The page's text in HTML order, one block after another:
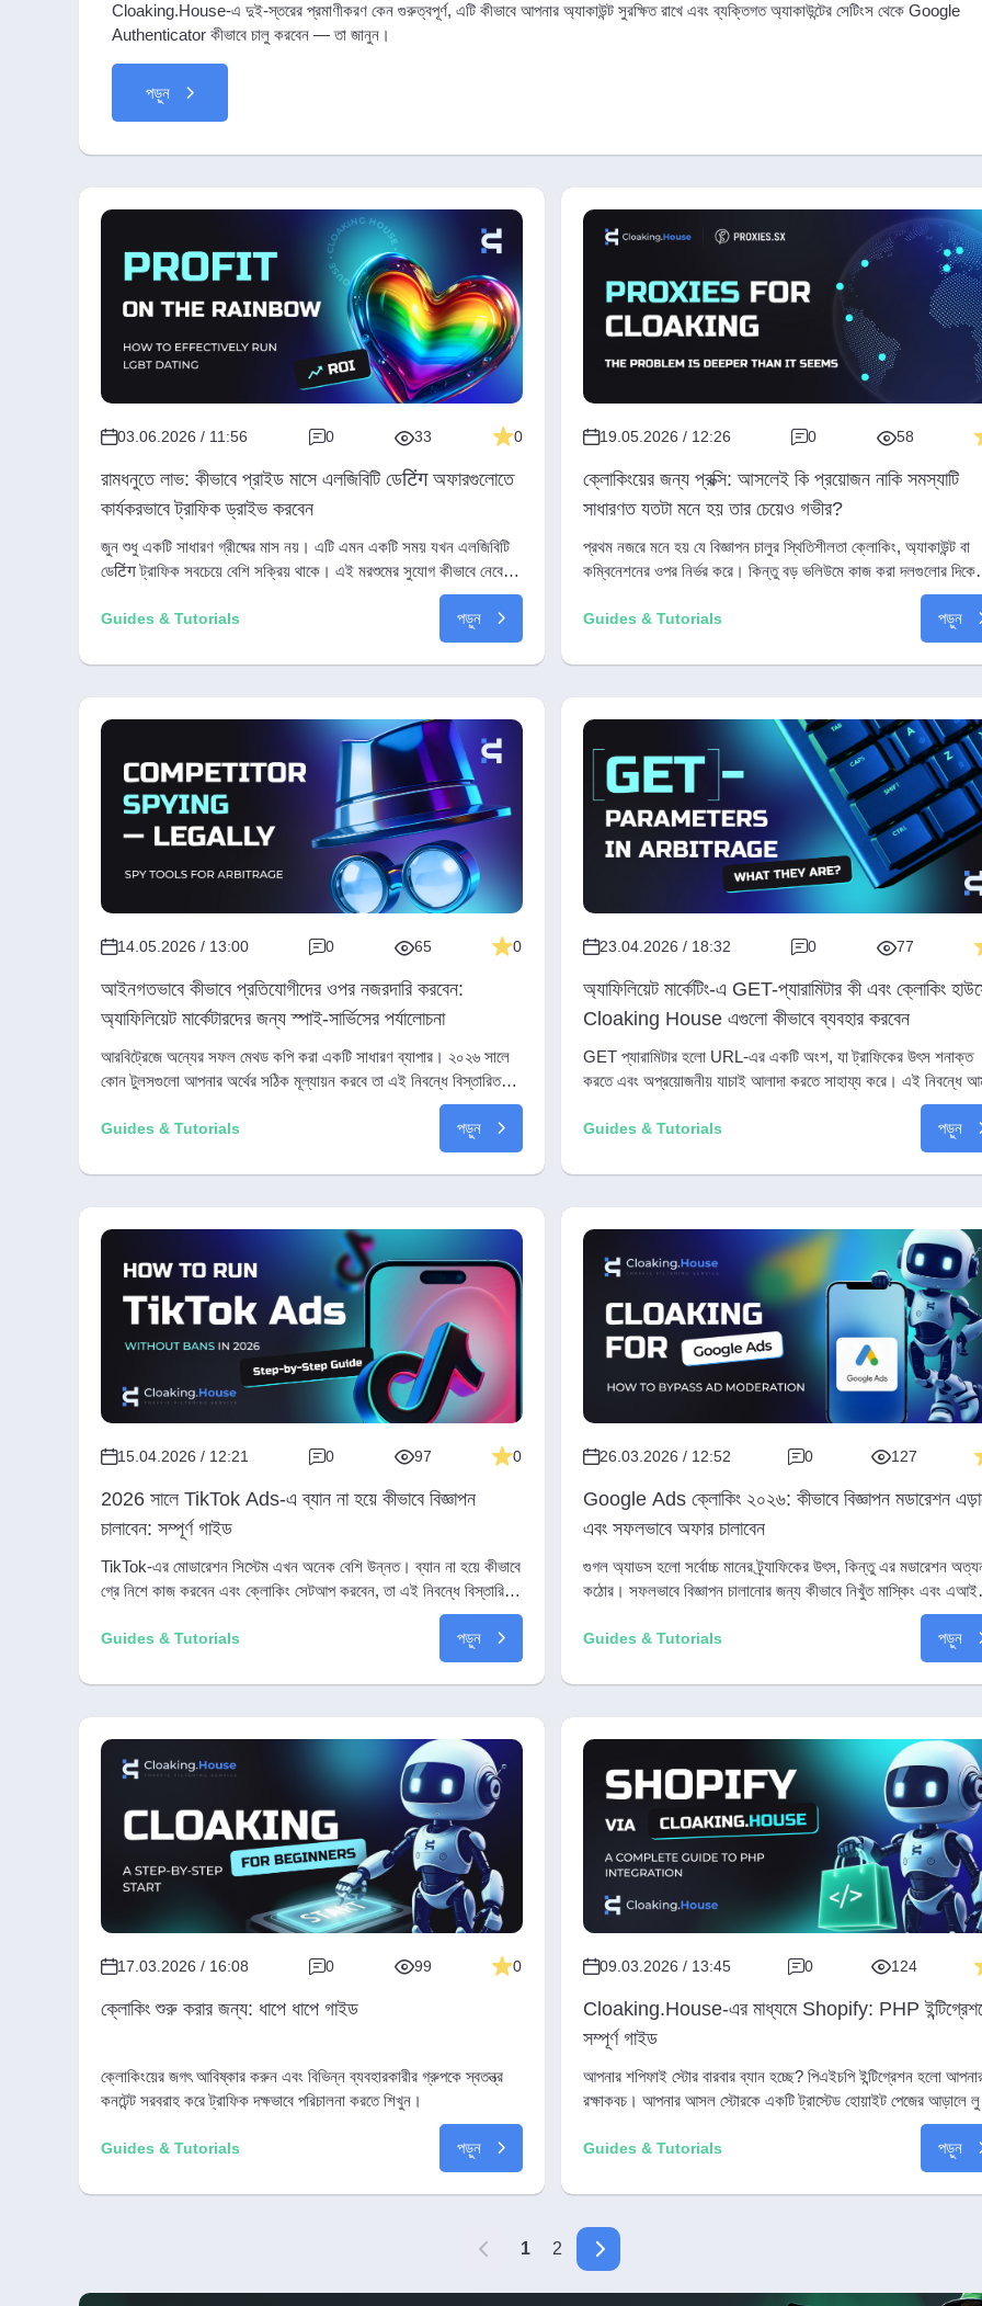
Cloaking.House-এ দুই-স্তরের প্রমাণীকরণ কেন গুরুত্বপূর্ণ, এটি কীভাবে আপনার অ্যাকাউন্ট সুরক্ষিত রাখে এবং ব্যক্তিগত অ্যাকাউন্টের সেটিংস থেকে Google
Authenticator কীভাবে চালু করবেন — তা জানুন।
পড়ুন
03.06.2026 / 11:56 0 33 0
রামধনুতে লাভ: কীভাবে প্রাইড মাসে এলজিবিটি ডেटिंग অফারগুলোতে
কার্যকরভাবে ট্রাফিক ড্রাইভ করবেন
জুন শুধু একটি সাধারণ গ্রীষ্মের মাস নয়। এটি এমন একটি সময় যখন এলজিবিটি
ডেटिंग ট্রাফিক সবচেয়ে বেশি সক্রিয় থাকে। এই মরশুমের সুযোগ কীভাবে নেবেন
Guides & Tutorials পড়ুন
19.05.2026 / 12:26 0 58
ক্লোকিংয়ের জন্য প্রক্সি: আসলেই কি প্রয়োজন নাকি সমস্যাটি
সাধারণত যতটা মনে হয় তার চেয়েও গভীর?
প্রথম নজরে মনে হয় যে বিজ্ঞাপন চালুর স্থিতিশীলতা ক্লোকিং, অ্যাকাউন্ট বা
কম্বিনেশনের ওপর নির্ভর করে। কিন্তু বড় ভলিউমে কাজ করা দলগুলোর দিকে
সমস্যা দেখা দেয়।
Guides & Tutorials পড়ুন
14.05.2026 / 13:00 0 65 0
আইনগতভাবে কীভাবে প্রতিযোগীদের ওপর নজরদারি করবেন:
অ্যাফিলিয়েট মার্কেটারদের জন্য স্পাই-সার্ভিসের পর্যালোচনা
আরবিট্রেজে অন্যের সফল মেথড কপি করা একটি সাধারণ ব্যাপার। ২০২৬ সালে
কোন টুলসগুলো আপনার অর্থের সঠিক মূল্যায়ন করবে তা এই নিবন্ধে বিস্তারিত
Guides & Tutorials পড়ুন
23.04.2026 / 18:32 0 77
অ্যাফিলিয়েট মার্কেটিং-এ GET-প্যারামিটার কী এবং ক্লোকিং
Cloaking House এগুলো কীভাবে ব্যবহার করবেন
GET প্যারামিটার হলো URL-এর একটি অংশ, যা ট্রাফিকের উৎস শনাক্ত
করতে এবং অপ্রয়োজনীয় যাচাই আলাদা করতে সাহায্য করে। এই নিবন্ধে
ব্যাখ্যা করেছি, Cloaking House-এ GET Parameters ফিল্টার
কাজ করে, অ্যাফিলিয়েট মার্কেটিংয়ে এটি কেন দরকার, এবং কীভাবে এর
আসল ব্যবহারকারীদের Offer Page-এ ও বটদের White Page-এ
যায়।
Guides & Tutorials পড়ুন
15.04.2026 / 12:21 0 97 0
2026 সালে TikTok Ads-এ ব্যান না হয়ে কীভাবে বিজ্ঞাপন
চালাবেন: সম্পূর্ণ গাইড
TikTok-এর মোডারেশন সিস্টেম এখন অনেক বেশি উন্নত। ব্যান না হয়ে কীভাবে
গ্রে নিশে কাজ করবেন এবং ক্লোকিং সেটআপ করবেন, তা এই নিবন্ধে বিস্তারিত
Guides & Tutorials পড়ুন
26.03.2026 / 12:52 0 127
Google Ads ক্লোকিং ২০২৬: কীভাবে বিজ্ঞাপন মডারেশন
এবং সফলভাবে অফার চালাবেন
গুগল অ্যাডস হলো সর্বোচ্চ মানের ট্র্যাফিকের উৎস, কিন্তু এর মডারেশন
কঠোর। সফলভাবে বিজ্ঞাপন চালানোর জন্য কীভাবে নিখুঁত মাস্কিং এবং এআই
হোয়াইট পেজ তৈরি করবেন তা এই নিবন্ধে বিস্তারিত আলোচনা করা হয়েছে।
Guides & Tutorials পড়ুন
17.03.2026 / 16:08 0 99 0
ক্লোকিং শুরু করার জন্য: ধাপে ধাপে গাইড
ক্লোকিংয়ের জগৎ আবিষ্কার করুন এবং বিভিন্ন ব্যবহারকারীর গ্রুপকে স্বতন্ত্র
কনটেন্ট সরবরাহ করে ট্রাফিক দক্ষভাবে পরিচালনা করতে শিখুন।
Guides & Tutorials পড়ুন
09.03.2026 / 13:45 0 124
Cloaking.House-এর মাধ্যমে Shopify: PHP
সম্পূর্ণ গাইড
আপনার শপিফাই স্টোর বারবার ব্যান হচ্ছে? পিএইচপি ইন্টিগ্রেশন হলো
রক্ষাকবচ। আপনার আসল স্টোরকে একটি ট্রাস্টেড হোয়াইট পেজের আড়ালে
Guides & Tutorials পড়ুন
1 2